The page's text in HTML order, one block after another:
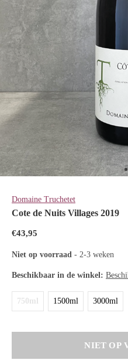
Domaine Truchetet
Cote de Nuits Villages 2019
€43,95
Niet op voorraad - 2-3 weken
Beschikbaar in de winkel:
750ml 1500ml 3000ml
NIET OP